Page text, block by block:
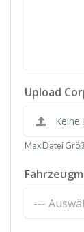
Upload
Max Datei